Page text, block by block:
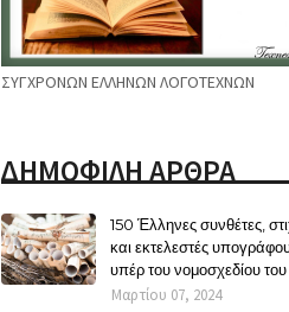
ΣΥΓΧΡΟΝΩΝ ΕΛΛΗΝΩΝ ΛΟΓΟΤΕΧΝΩΝ
ΔΗΜΟΦΙΛΗ ΑΡΘΡΑ
150 Έλληνες συνθέτες,
και εκτελεστές
υπέρ του νομοσχεδίου
Μαρτίου 07, 2024